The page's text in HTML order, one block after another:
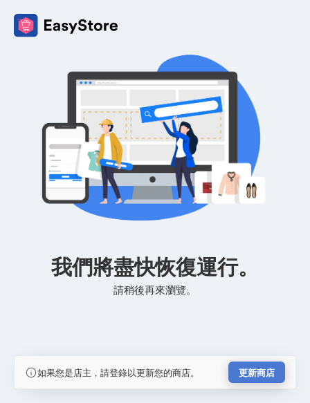
我們將盡快恢復運行。
請稍後再來瀏覽。
如果您是店主，請登錄以更新您的商店。 更新商店